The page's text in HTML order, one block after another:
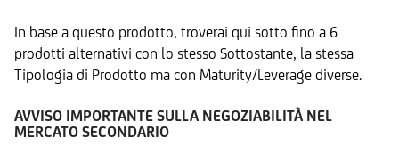
In base a questo prodotto, troverai qui sotto fino a 6
prodotti alternativi con lo stesso Sottostante, la stessa
Tipologia di Prodotto ma con Maturity/Leverage diverse.
AVVISO IMPORTANTE SULLA NEGOZIABILITÀ NEL
MERCATO SECONDARIO